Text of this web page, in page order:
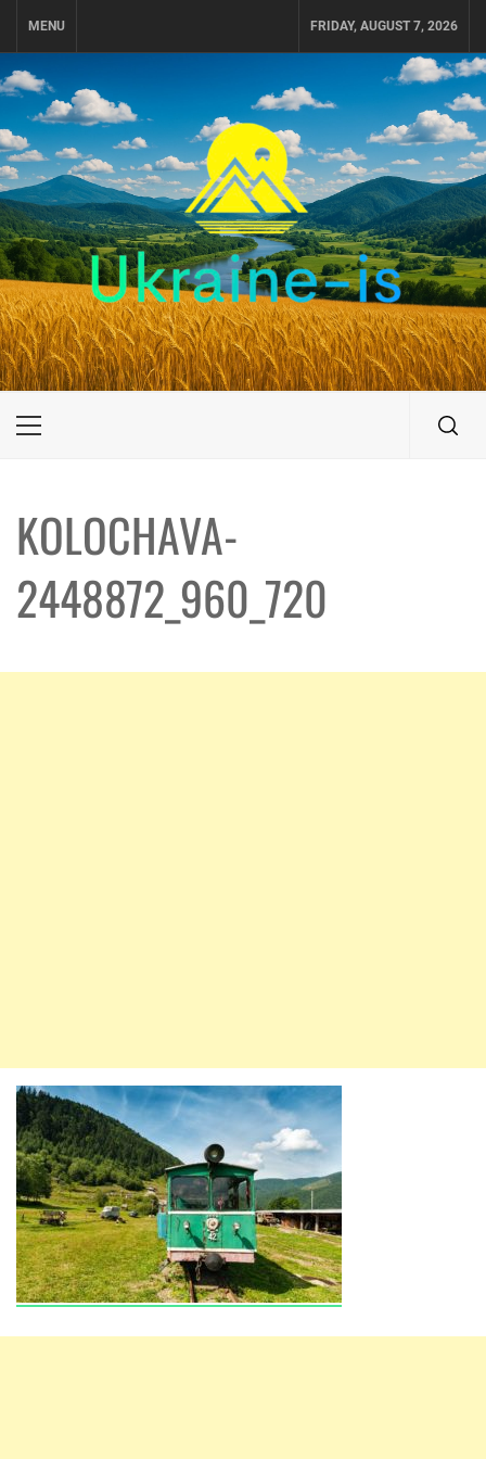
MENU FRIDAY, AUGUST 7, 2026
UKRAINE-IS
ПОДОРОЖI ПО УКРАЇНІ
Primary
KOLOCHAVA-
2448872_960_720